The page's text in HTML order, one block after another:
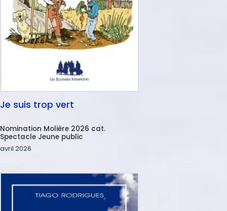
Je suis trop vert
Nom
Nomination Molière 2026 cat.
Spectacle Jeune public
Date
avril 2026